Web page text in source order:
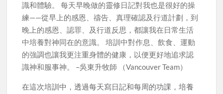
識和體驗。 每天早晚做的靈修日記對我也是很好的操
練——從早上的感恩、禱告、真理確認及行道計劃，到
晚上的感恩、認罪、及行道反思，都讓我在日常生活
中培養對神同在的意識。 培訓中對作息、飲食、運動
的強調也讓我更注重身體的健康，以便更好地追求認
識神和服事神。 –吳東升牧師 （Vancouver Team）
在這次培訓中，透過每天寫日記和每周的功課，培養